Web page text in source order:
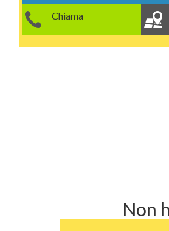
Chiama
Non